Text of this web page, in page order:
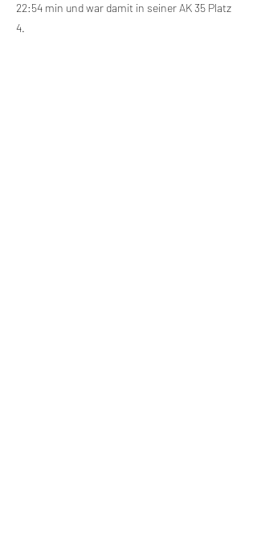
22:54 min und war damit in seiner AK 35 Platz
4.